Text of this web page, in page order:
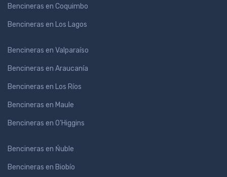
Bencineras en Coquimbo
Bencineras en Los Lagos
Bencineras en Valparaíso
Bencineras en Araucanía
Bencineras en Los Ríos
Bencineras en Maule
Bencineras en O'Higgins
Bencineras en Ńuble
Bencineras en Biobío